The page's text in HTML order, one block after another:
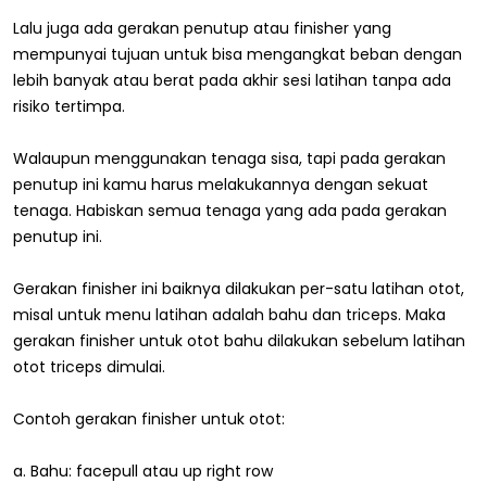
Lalu juga ada gerakan penutup atau finisher yang
mempunyai tujuan untuk bisa mengangkat beban dengan
lebih banyak atau berat pada akhir sesi latihan tanpa ada
risiko tertimpa.
Walaupun menggunakan tenaga sisa, tapi pada gerakan
penutup ini kamu harus melakukannya dengan sekuat
tenaga. Habiskan semua tenaga yang ada pada gerakan
penutup ini.
Gerakan finisher ini baiknya dilakukan per-satu latihan otot,
misal untuk menu latihan adalah bahu dan triceps. Maka
gerakan finisher untuk otot bahu dilakukan sebelum latihan
otot triceps dimulai.
Contoh gerakan finisher untuk otot:
a. Bahu: facepull atau up right row